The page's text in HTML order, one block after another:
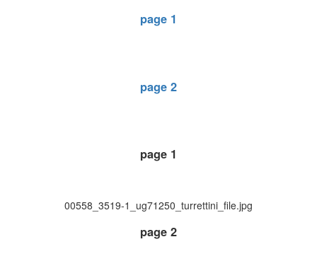
page 1
page 2
page 1
00558_3519-1_ug71250_turrettini_file.jpg
page 2